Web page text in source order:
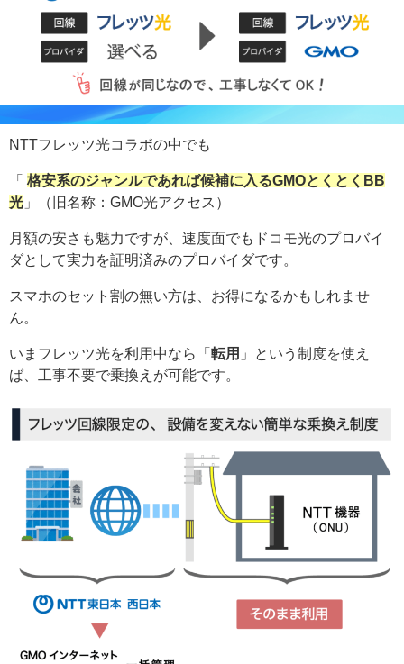
NTTフレッツ光コラボの中でも
「 格安系のジャンルであれば候補に入るGMOとくとくBB
光 」（旧名称：GMO光アクセス）
月額の安さも魅力ですが、速度面でもドコモ光のプロバイ
ダとして実力を証明済みのプロバイダです。
スマホのセット割の無い方は、お得になるかもしれませ
ん。
いまフレッツ光を利用中なら「 転用 」という制度を使え
ば、工事不要で乗換えが可能です。